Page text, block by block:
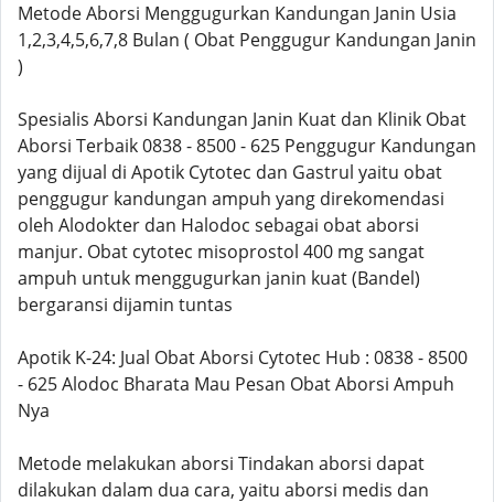
Metode Aborsi Menggugurkan Kandungan Janin Usia
1,2,3,4,5,6,7,8 Bulan ( Obat Penggugur Kandungan Janin
)
Spesialis Aborsi Kandungan Janin Kuat dan Klinik Obat
Aborsi Terbaik 0838 - 8500 - 625 Penggugur Kandungan
yang dijual di Apotik Cytotec dan Gastrul yaitu obat
penggugur kandungan ampuh yang direkomendasi
oleh Alodokter dan Halodoc sebagai obat aborsi
manjur. Obat cytotec misoprostol 400 mg sangat
ampuh untuk menggugurkan janin kuat (Bandel)
bergaransi dijamin tuntas
Apotik K-24: Jual Obat Aborsi Cytotec Hub : 0838 - 8500
- 625 Alodoc Bharata Mau Pesan Obat Aborsi Ampuh
Nya
Metode melakukan aborsi Tindakan aborsi dapat
dilakukan dalam dua cara, yaitu aborsi medis dan